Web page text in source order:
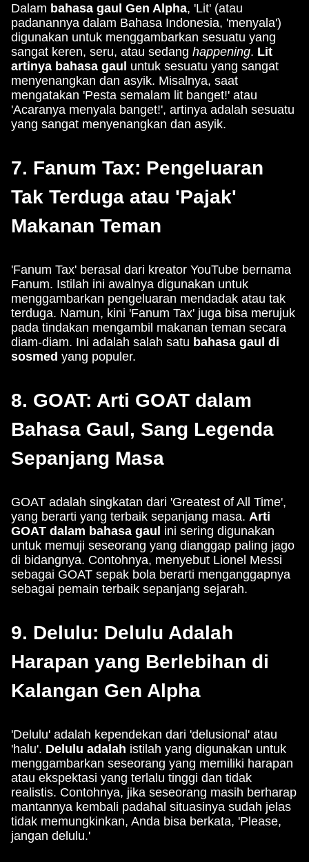
Dalam bahasa gaul Gen Alpha, 'Lit' (atau
padanannya dalam Bahasa Indonesia, 'menyala')
digunakan untuk menggambarkan sesuatu yang
sangat keren, seru, atau sedang happening. Lit
artinya bahasa gaul untuk sesuatu yang sangat
menyenangkan dan asyik. Misalnya, saat
mengatakan 'Pesta semalam lit banget!' atau
'Acaranya menyala banget!', artinya adalah sesuatu
yang sangat menyenangkan dan asyik.
7. Fanum Tax: Pengeluaran
Tak Terduga atau 'Pajak'
Makanan Teman
'Fanum Tax' berasal dari kreator YouTube bernama
Fanum. Istilah ini awalnya digunakan untuk
menggambarkan pengeluaran mendadak atau tak
terduga. Namun, kini 'Fanum Tax' juga bisa merujuk
pada tindakan mengambil makanan teman secara
diam-diam. Ini adalah salah satu bahasa gaul di
sosmed yang populer.
8. GOAT: Arti GOAT dalam
Bahasa Gaul, Sang Legenda
Sepanjang Masa
GOAT adalah singkatan dari 'Greatest of All Time',
yang berarti yang terbaik sepanjang masa. Arti
GOAT dalam bahasa gaul ini sering digunakan
untuk memuji seseorang yang dianggap paling jago
di bidangnya. Contohnya, menyebut Lionel Messi
sebagai GOAT sepak bola berarti menganggapnya
sebagai pemain terbaik sepanjang sejarah.
9. Delulu: Delulu Adalah
Harapan yang Berlebihan di
Kalangan Gen Alpha
'Delulu' adalah kependekan dari 'delusional' atau
'halu'. Delulu adalah istilah yang digunakan untuk
menggambarkan seseorang yang memiliki harapan
atau ekspektasi yang terlalu tinggi dan tidak
realistis. Contohnya, jika seseorang masih berharap
mantannya kembali padahal situasinya sudah jelas
tidak memungkinkan, Anda bisa berkata, 'Please,
jangan delulu.'